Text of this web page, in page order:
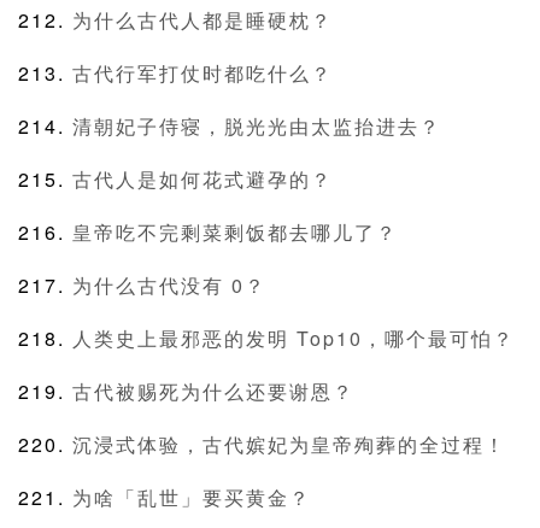
为什么古代人都是睡硬枕？
古代行军打仗时都吃什么？
清朝妃子侍寝，脱光光由太监抬进去？
古代人是如何花式避孕的？
皇帝吃不完剩菜剩饭都去哪儿了？
为什么古代没有 0？
人类史上最邪恶的发明 Top10，哪个最可怕？
古代被赐死为什么还要谢恩？
沉浸式体验，古代嫔妃为皇帝殉葬的全过程！
为啥「乱世」要买黄金？